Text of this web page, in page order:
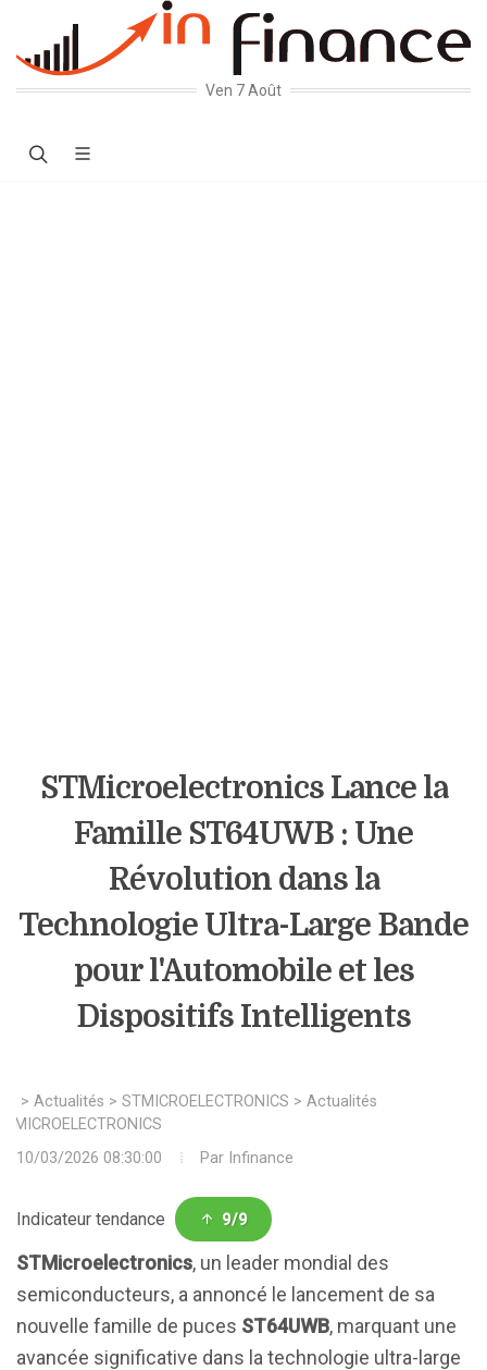
Ven 7 Août
STMicroelectronics Lance la
Famille ST64UWB : Une
Révolution dans la
Technologie Ultra-Large Bande
pour l'Automobile et les
Dispositifs Intelligents
> Actualités > STMICROELECTRONICS > Actualités
10/03/2026 08:30:00
Par Infinance
Indicateur tendance 9/9
STMicroelectronics, un leader mondial des
semiconducteurs, a annoncé le lancement de sa
nouvelle famille de puces ST64UWB, marquant une
avancée significative dans la technologie ultra-large